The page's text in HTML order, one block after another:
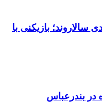
بازیکنی با
در بندرعباس